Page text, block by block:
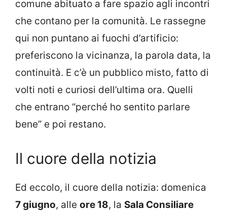
comune abituato a fare spazio agli incontri
che contano per la comunità. Le rassegne
qui non puntano ai fuochi d’artificio:
preferiscono la vicinanza, la parola data, la
continuità. E c’è un pubblico misto, fatto di
volti noti e curiosi dell’ultima ora. Quelli
che entrano “perché ho sentito parlare
bene” e poi restano.
Il cuore della notizia
Ed eccolo, il cuore della notizia: domenica
7 giugno, alle ore 18, la Sala Consiliare